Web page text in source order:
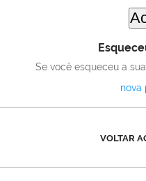
Se você esqueceu a sua
nova
VOLTAR